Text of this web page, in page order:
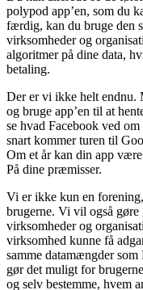
polypod app’en, som du
færdig, kan du bruge den
virksomheder og
algoritmer på dine data,
betaling.
Der er vi ikke helt endnu.
og bruge app’en til at
se hvad Facebook ved
snart kommer turen til
Om et år kan din app
På dine præmisser.
Vi er ikke kun en
brugerne. Vi vil også
virksomheder og
virksomhed kunne få
samme datamængder
gør det muligt for
og selv bestemme, hvem